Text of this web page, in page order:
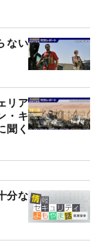
ない
リア
・キ
聞く
分な